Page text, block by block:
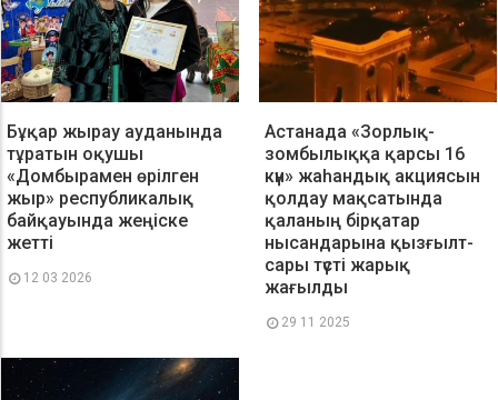
Бұқар жырау ауданында
тұратын оқушы
«Домбырамен өрілген
жыр» республикалық
байқауында жеңіске
жетті
12 03 2026
Астанада «Зорлық-
зомбылыққа қарсы 16
күн» жаһандық акциясын
қолдау мақсатында
қаланың бірқатар
нысандарына қызғылт-
сары түсті жарық
жағылды
29 11 2025